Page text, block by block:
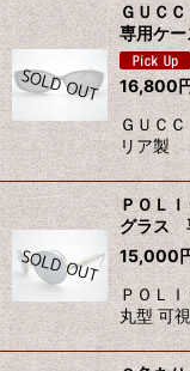
ＧＵＣ
専用ケ
16,800
ＧＵＣ
リア製
ＰＯＬ
グラス
15,000
ＰＯＬ
丸型 可